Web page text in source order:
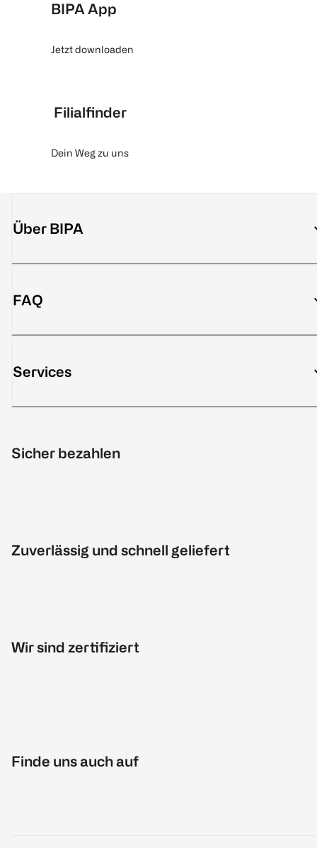
BIPA App
Jetzt downloaden
Filialfinder
Dein Weg zu uns
Über BIPA
FAQ
Services
Sicher bezahlen
Zuverlässig und schnell geliefert
Wir sind zertifiziert
Finde uns auch auf